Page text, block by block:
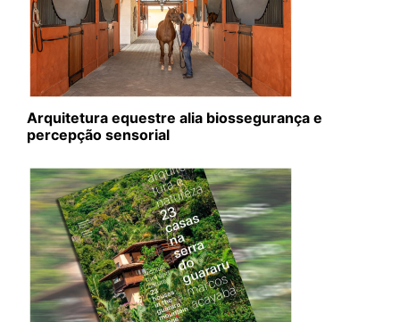
Arquitetura equestre alia biossegurança e
percepção sensorial